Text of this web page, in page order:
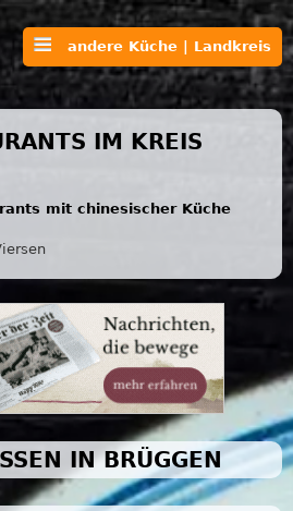
andere Küche | Landkreis
IM KREIS
mit chinesischer Küche
IN BRÜGGEN